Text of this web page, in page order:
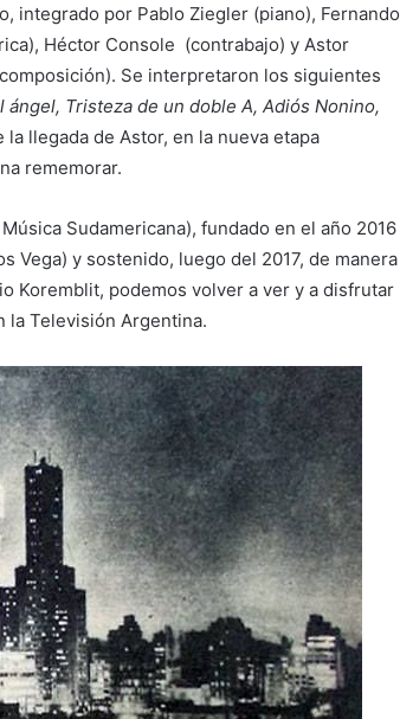
integrado por Pablo Ziegler (piano), Fernando
Héctor Console (contrabajo) y Astor
Se interpretaron los siguientes
Tristeza de un doble A, Adiós Nonino,
llegada de Astor, en la nueva etapa
rememorar.
Sudamericana), fundado en el año 2016
Vega) y sostenido, luego del 2017, de manera
Koremblit, podemos volver a ver y a disfrutar
la Televisión Argentina.